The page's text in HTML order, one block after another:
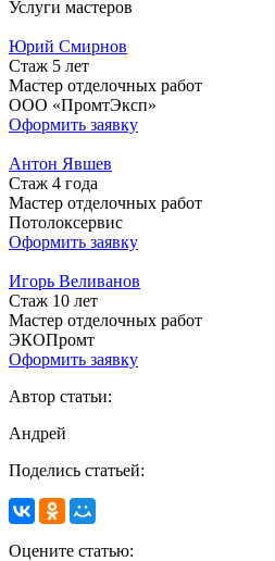
Услуги мастеров
Юрий Смирнов
Стаж 5 лет
Мастер отделочных работ
ООО «ПромтЭксп»
Оформить заявку
Антон Явшев
Стаж 4 года
Мастер отделочных работ
Потолоксервис
Оформить заявку
Игорь Веливанов
Стаж 10 лет
Мастер отделочных работ
ЭКОПромт
Оформить заявку
Автор статьи:
Андрей
Поделись статьей:
Оцените статью: